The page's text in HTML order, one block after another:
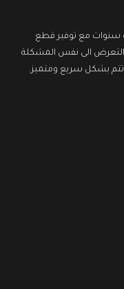
سنوات مع توفير قطع
التعرض الى نفس المشكلة
تتم بشكل سريع ومتميز.